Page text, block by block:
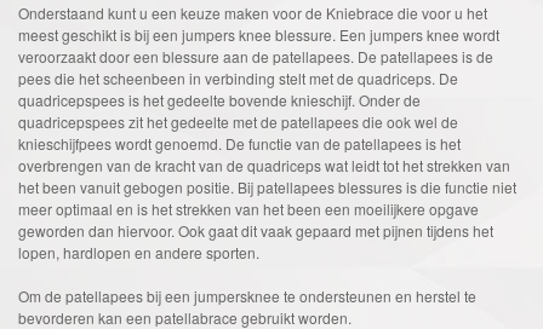
Onderstaand kunt u een keuze maken voor de Kniebrace die voor u het
meest geschikt is bij een jumpers knee blessure. Een jumpers knee wordt
veroorzaakt door een blessure aan de patellapees. De patellapees is de
pees die het scheenbeen in verbinding stelt met de quadriceps. De
quadricepspees is het gedeelte bovende knieschijf. Onder de
quadricepspees zit het gedeelte met de patellapees die ook wel de
knieschijfpees wordt genoemd. De functie van de patellapees is het
overbrengen van de kracht van de quadriceps wat leidt tot het strekken van
het been vanuit gebogen positie. Bij patellapees blessures is die functie niet
meer optimaal en is het strekken van het been een moeilijkere opgave
geworden dan hiervoor. Ook gaat dit vaak gepaard met pijnen tijdens het
lopen, hardlopen en andere sporten.
Om de patellapees bij een jumpersknee te ondersteunen en herstel te
bevorderen kan een patellabrace gebruikt worden.